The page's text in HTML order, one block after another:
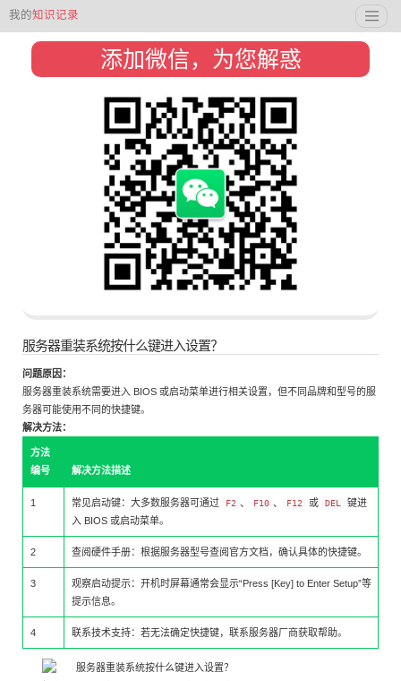
我的知识记录
添加微信，为您解惑
服务器重装系统按什么键进入设置？
问题原因：
服务器重装系统需要进入 BIOS 或启动菜单进行相关设置，但不同品牌和型号的服
务器可能使用不同的快捷键。
解决方法：
方法
编号
解决方法描述
1 常见启动键：大多数服务器可通过 F2 、 F10 、 F12 或 DEL
键进
入 BIOS 或启动菜单。
2 查阅硬件手册：根据服务器型号查阅官方文档，确认具体的快捷键。
3
观察启动提示：开机时屏幕通常会显示“Press [Key] to Enter Setup”等
提示信息。
4 联系技术支持：若无法确定快捷键，联系服务器厂商获取帮助。